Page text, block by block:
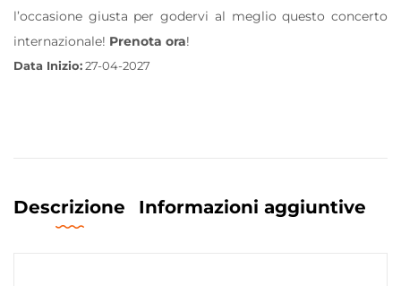
l’occasione giusta per godervi al meglio questo concerto
internazionale! Prenota ora!
Data Inizio: 27-04-2027
Descrizione Informazioni aggiuntive